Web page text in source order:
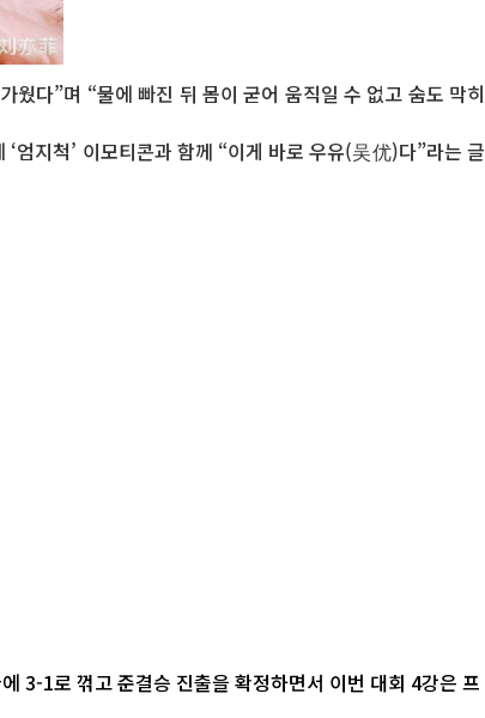
웠다”며 “물에 빠진 뒤 몸이 굳어 움직일 수 없고 숨도 막히
엄지척’ 이모티콘과 함께 “이게 바로 우유(吴优)다”라는 글
3-1로 꺾고 준결승 진출을 확정하면서 이번 대회 4강은 프